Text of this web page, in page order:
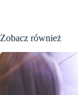
Zobacz również